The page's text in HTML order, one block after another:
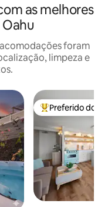
as melhores
foram
limpeza e
Entre os
Preferido dos